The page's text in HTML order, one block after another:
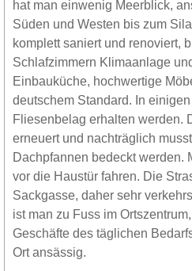
hat man einwenig Meerblick,
Süden und Westen bis zum
komplett saniert und renoviert,
Schlafzimmern Klimaanlage
Einbauküche, hochwertige
deutschem Standard. In
Fliesenbelag erhalten werden.
erneuert und nachträglich
Dachpfannen bedeckt werden.
vor die Haustür fahren. Die
Sackgasse, daher sehr
ist man zu Fuss im
Geschäfte des täglichen
Ort ansässig.